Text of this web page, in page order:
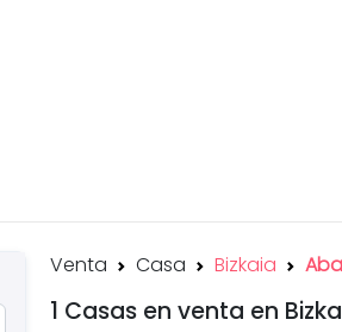
Venta Casa Bizkaia
1 Casas en venta en